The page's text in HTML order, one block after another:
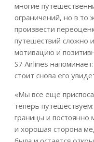
многие
ограничений, но в то
произвести
путешествий сложно
мотивацию и
S7 Airlines
стоит снова его
«Мы все еще
теперь
границы и постоянно
и хорошая сторона